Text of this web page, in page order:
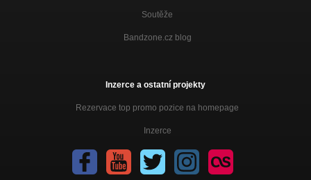
Soutěže
Bandzone.cz blog
Inzerce a ostatní projekty
Rezervace top promo pozice na homepage
Inzerce